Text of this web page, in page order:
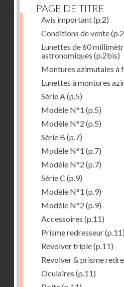
PAGE DE TITRE
Avis important(p.2)
Conditions de vente
Lunettes de 60
astronomiques (p.2bis)
Montures azimutales à
Lunettes à montures
Série A(p.5)
Modèle N°1 (p.5)
Modèle N°2 (p.5)
Série B (p.7)
Modèle N°1 (p.7)
Modèle N°2 (p.7)
Série C (p.9)
Modèle N°1 (p.9)
Modèle N°2 (p.9)
Accessoires (p.11)
Prisme redresseur(p.11)
Revolver triple(p.11)
Revolver & prisme
Oculaires (p.11)